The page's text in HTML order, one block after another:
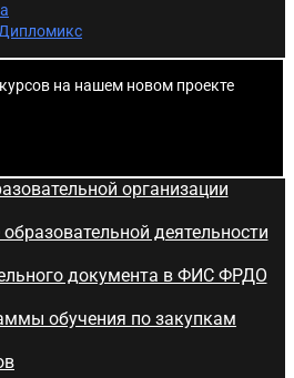
на нашем новом проекте
организации
деятельности
документа в ФИС ФРДО
обучения по закупкам